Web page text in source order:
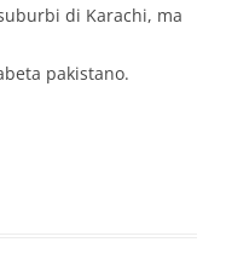
di Karachi, ma
pakistano.